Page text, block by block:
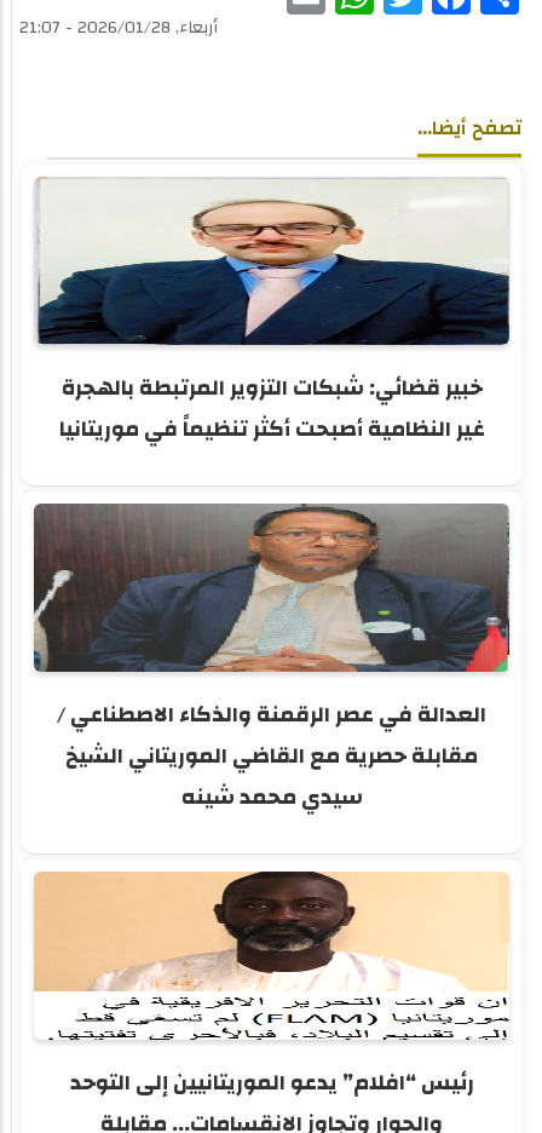
أربعاء, 2026/01/28 - 21:07
تصفح أيضا...
خبير قضائي: شبكات التزوير المرتبطة بالهجرة
غير النظامية أصبحت أكثر تنظيماً في موريتانيا
العدالة في عصر الرقمنة والذكاء الاصطناعي /
مقابلة حصرية مع القاضي الموريتاني الشيخ
سيدي محمد شينه
رئيس “افلام” يدعو الموريتانيين إلى التوحد
والحوار وتجاوز الانقسامات... مقابلة